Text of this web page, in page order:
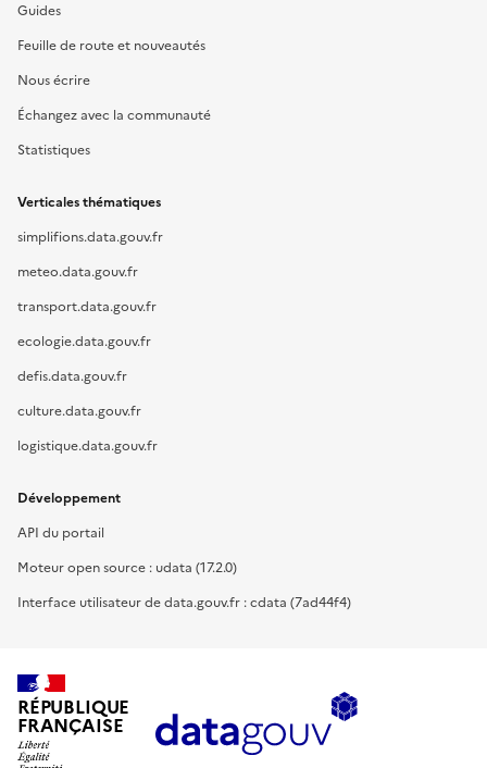
Guides
Feuille de route et nouveautés
Nous écrire
Échangez avec la communauté
Statistiques
Verticales thématiques
simplifions.data.gouv.fr
meteo.data.gouv.fr
transport.data.gouv.fr
ecologie.data.gouv.fr
defis.data.gouv.fr
culture.data.gouv.fr
logistique.data.gouv.fr
Développement
API du portail
Moteur open source : udata (17.2.0)
Interface utilisateur de data.gouv.fr : cdata (7ad44f4)
RÉPUBLIQUE
FRANÇAISE